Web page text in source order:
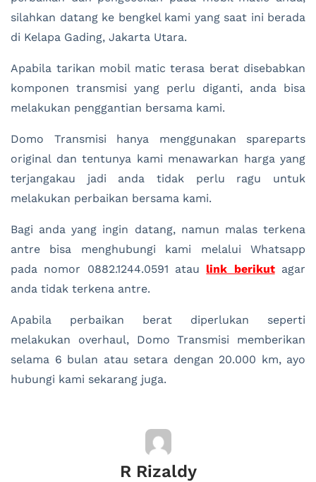
silahkan datang ke bengkel kami yang saat ini berada
di Kelapa Gading, Jakarta Utara.
Apabila tarikan mobil matic terasa berat disebabkan
komponen transmisi yang perlu diganti, anda bisa
melakukan penggantian bersama kami.
Domo Transmisi hanya menggunakan spareparts
original dan tentunya kami menawarkan harga yang
terjangakau jadi anda tidak perlu ragu untuk
melakukan perbaikan bersama kami.
Bagi anda yang ingin datang, namun malas terkena
antre bisa menghubungi kami melalui Whatsapp
pada nomor 0882.1244.0591 atau link berikutagar
anda tidak terkena antre.
Apabila perbaikan berat diperlukan seperti
melakukan overhaul, Domo Transmisi memberikan
selama 6 bulan atau setara dengan 20.000 km, ayo
hubungi kami sekarang juga.
R Rizaldy